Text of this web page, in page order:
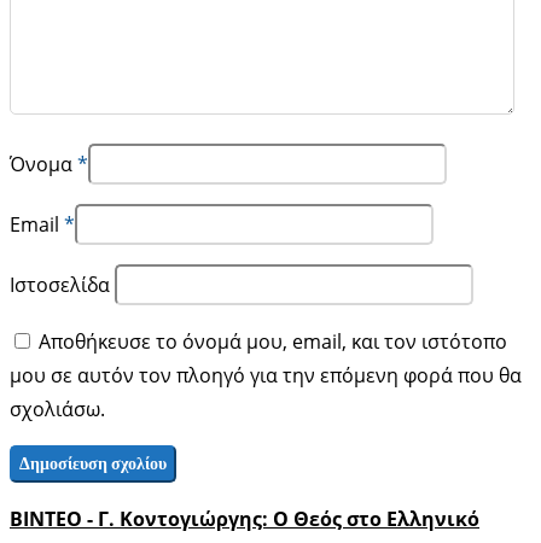
Όνομα*
Email *
Ιστοσελίδα
Αποθήκευσε το όνομά μου, email, και τον ιστότοπο
μου σε αυτόν τον πλοηγό για την επόμενη φορά που θα
σχολιάσω.
BINTEO - Γ. Κοντογιώργης: Ο Θεός στο Ελληνικό